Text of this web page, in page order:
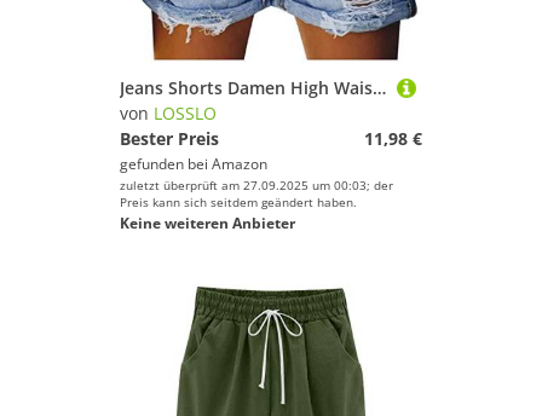
Jeans Shorts Damen High Waist, Zerrissene Jeansshorts Gerades Bein Stretch Streetwear Denim Pants mit Knöpfen Bermuda Jeans-Shorts Sommer Hotpants Kurze Jeans Hose mit Taschen Freizeitshorts
von LOSSLO
Bester Preis
11,98 €
gefunden bei Amazon
zuletzt überprüft am 27.09.2025 um 00:03; der
Preis kann sich seitdem geändert haben.
Keine weiteren Anbieter